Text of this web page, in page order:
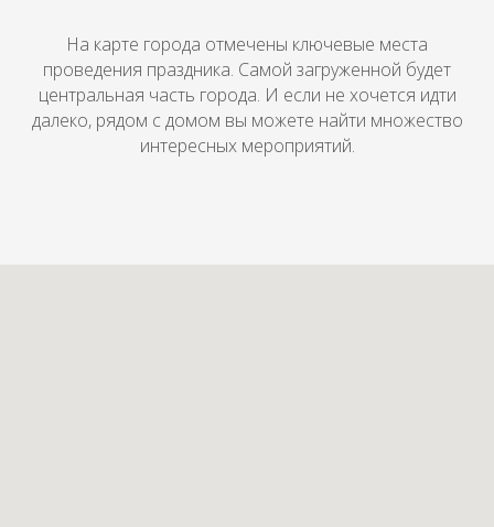
На карте города отмечены ключевые места
проведения праздника. Самой загруженной будет
центральная часть города. И если не хочется идти
далеко, рядом с домом вы можете найти множество
интересных мероприятий.